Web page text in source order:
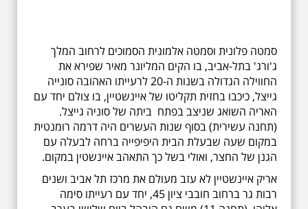
סמטה פלונית וסמטה אלמונית הסמוכים לרחוב המלך
ג'ורג' בתל-אביב, בו הקים המליונר מאיר שפירא את
החווילה הגדולה בשנות ה-20 לרעייתו האהובה סונייה
גייצל, כיכבו בחזית תקליטו של איינשטיין, בו צולם יחד עם
האריה השואג שניצב בפתח ביתה של סוניה גייצל.
(תחנה עשירית) בסוף שנות העשרים היה דרמה רומנטית
במקום שעה שבעלת הבית היפיפייה ברחה לבעלה עם
הגנן של החצר, ואולי בשל כך התאהב איינשטין במקום.
אריק איינשטיין לא עזב מעולם את מרכז תל אביב ושנים
רבות גר ברחוב חובבי ציון 45, יחד עם רעייתו סימה